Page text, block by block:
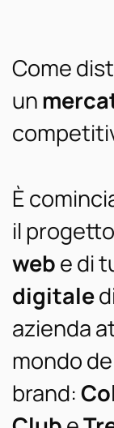
Come
un
È
il
webe di
digitale
azienda
mondo
brand: